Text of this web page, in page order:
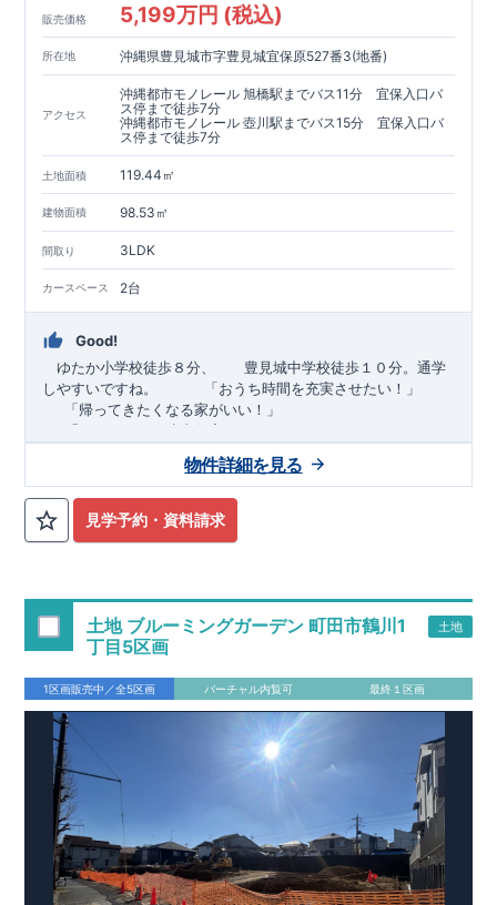
販売価格 5,199万円 (税込)
所在地 沖縄県豊見城市字豊見城宜保原527番3(地番)
アクセス
沖縄都市モノレール 旭橋駅までバス11分 宜保入口バ
ス停まで徒歩7分
沖縄都市モノレール 壺川駅までバス15分 宜保入口バ
ス停まで徒歩7分
土地面積 119.44㎡
建物面積 98.53㎡
間取り 3LDK
カースペース 2台
Good!
ゆたか小学校徒歩８分、 豊見城中学校徒歩１０分。通学
しやすいですね。
「おうち時間を充実させたい！」
「帰ってきたくなる家がいい！」
「おしゃれなら建売住宅もありかも！」
TEL:098-860-2201（火・水曜日定休日、年末年始休み）
■オプションではありません！全棟標準搭載
ム・ガス衣類乾燥機・食洗器・宅配ボックス・玄関電子キー・
成材にヒノキを使用しております！
■長期優良住宅もっと詳しく
「いい家を作って、きちんと手
7つの厳しい技術基準をクリアした物件だけが認定を受けられる
長期優良住宅。
長期優良住宅として認定を受けるためには、国が定めた下記7つ
の技術基準をクリアする必要があります。東栄住宅は全棟でク
リア！①耐震性②劣化対策③維持管理性④住戸面積⑤省エネル
ギー性⑥居住環境⑦維持保全管理
そのほかの魅力として、住宅ローン金利優遇、固定資産税の減
税、中古市場での売却時にも有利です。
住宅性能評価ダブル
取得
「設計」と「建設」のダブルで性
能を評価されています！図面を第三者機関へ提出します。外部
評価委員が建設中に3回、竣工時に1回の現場検査が行われま
す。構造の安定、劣化の軽減、維持管理への配慮、温熱環境・
エネルギー消費量（断熱等性能）の必須4分野、空気環境で、最
当社こだわりの空間アイディアをショート動画で
ご紹介しています。ここをクリック
見学予約・資料請求
物件詳細を見る
土地 ブルーミングガーデン 町田市鶴川1
丁目5区画
土地
1区画販売中／全5区画 バーチャル内覧可 最終１区画